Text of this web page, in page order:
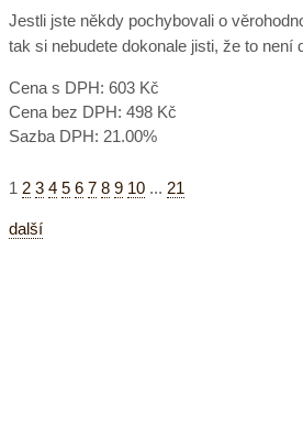
Jestli jste někdy pochybovali o
tak si nebudete dokonale jisti, že to není
Cena s DPH: 603 Kč
Cena bez DPH: 498 Kč
Sazba DPH: 21.00%
1 2 3 4 5 6 7 8 9 10 ... 21
další